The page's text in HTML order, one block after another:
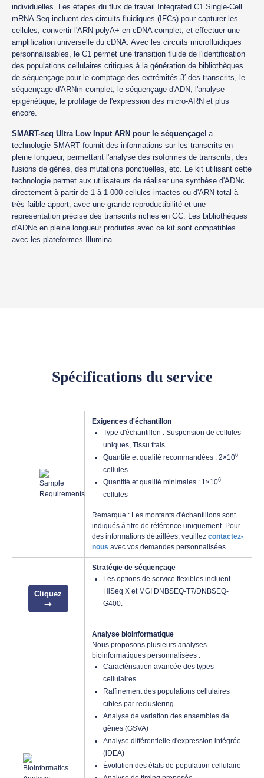
individuelles. Les étapes du flux de travail Integrated C1 Single-Cell
mRNA Seq incluent des circuits fluidiques (IFCs) pour capturer les
cellules, convertir l'ARN polyA+ en cDNA complet, et effectuer une
amplification universelle du cDNA. Avec les circuits microfluidiques
personnalisables, le C1 permet une transition fluide de l'identification
des populations cellulaires critiques à la génération de bibliothèques
de séquençage pour le comptage des extrémités 3′ des transcrits, le
séquençage d'ARNm complet, le séquençage d'ADN, l'analyse
épigénétique, le profilage de l'expression des micro-ARN et plus
encore.
SMART-seq Ultra Low Input ARN pour le séquençageLa
technologie SMART fournit des informations sur les transcrits en
pleine longueur, permettant l'analyse des isoformes de transcrits, des
fusions de gènes, des mutations ponctuelles, etc. Le kit utilisant cette
technologie permet aux utilisateurs de réaliser une synthèse d'ADNc
directement à partir de 1 à 1 000 cellules intactes ou d'ARN total à
très faible apport, avec une grande reproductibilité et une
représentation précise des transcrits riches en GC. Les bibliothèques
d'ADNc en pleine longueur produites avec ce kit sont compatibles
avec les plateformes Illumina.
Spécifications du service
Exigences d'échantillon
Type d'échantillon : Suspension de cellules
uniques, Tissu frais
Quantité et qualité recommandées : 2×106
cellules
Quantité et qualité minimales : 1×106
cellules
Remarque : Les montants d'échantillons sont
indiqués à titre de référence uniquement. Pour
des informations détaillées, veuillez contactez-
nous avec vos demandes personnalisées.
Cliquez
Stratégie de séquençage
Les options de service flexibles incluent
HiSeq X et MGI DNBSEQ-T7/DNBSEQ-
G400.
Analyse bioinformatique
Nous proposons plusieurs analyses
bioinformatiques personnalisées :
Caractérisation avancée des types
cellulaires
Raffinement des populations cellulaires
cibles par reclustering
Analyse de variation des ensembles de
gènes (GSVA)
Analyse différentielle d'expression intégrée
(iDEA)
Évolution des états de population cellulaire